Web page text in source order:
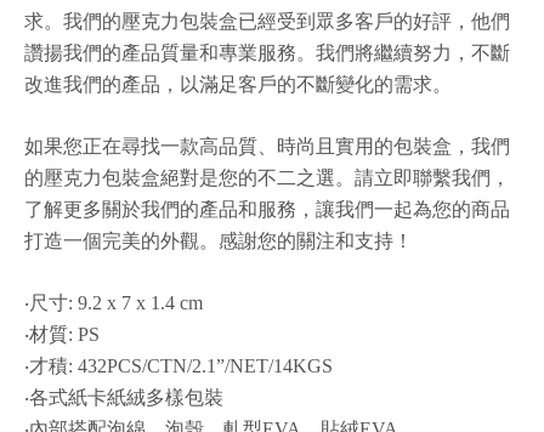
求。我們的壓克力包裝盒已經受到眾多客戶的好評，他們
讚揚我們的產品質量和專業服務。我們將繼續努力，不斷
改進我們的產品，以滿足客戶的不斷變化的需求。
如果您正在尋找一款高品質、時尚且實用的包裝盒，我們
的壓克力包裝盒絕對是您的不二之選。請立即聯繫我們，
了解更多關於我們的產品和服務，讓我們一起為您的商品
打造一個完美的外觀。感謝您的關注和支持！
‧尺寸: 9.2 x 7 x 1.4 cm
‧材質: PS
‧才積: 432PCS/CTN/2.1”/NET/14KGS
‧各式紙卡紙絨多樣包裝